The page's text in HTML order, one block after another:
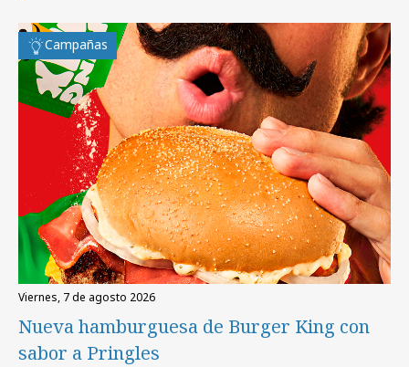
Campañas
viernes, 7 de agosto 2026
Nueva hamburguesa de Burger King con
sabor a Pringles